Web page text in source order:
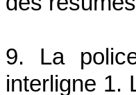
9. La
interligne 1.